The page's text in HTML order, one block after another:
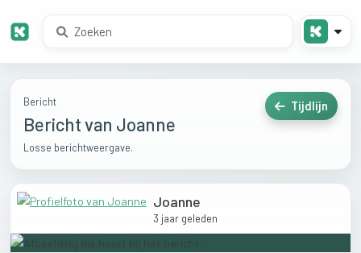
Bericht
Bericht van Joanne
Losse berichtweergave.
Tijdlijn
Joanne
3 jaar geleden